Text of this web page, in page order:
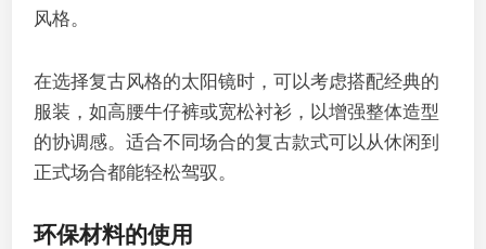
风格。
在选择复古风格的太阳镜时，可以考虑搭配经典的
服装，如高腰牛仔裤或宽松衬衫，以增强整体造型
的协调感。适合不同场合的复古款式可以从休闲到
正式场合都能轻松驾驭。
环保材料的使用